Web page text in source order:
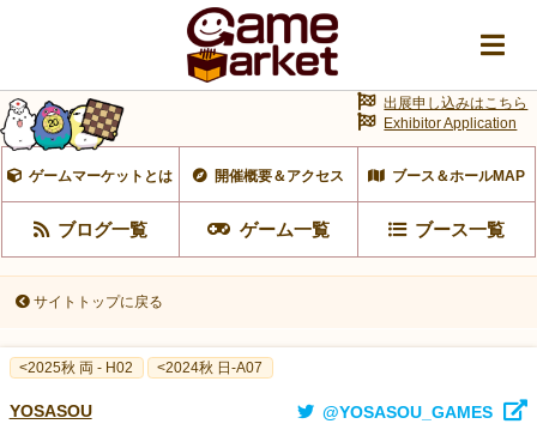
ゲームマーケットとは 開催概要＆アクセス ブース＆ホールMAP
ブログ一覧 ゲーム一覧 ブース一覧
出展申し込みはこちら
Exhibitor Application
サイトトップに戻る
<2025秋 両 - H02 <2024秋 日-A07
YOSASOU @YOSASOU_GAMES